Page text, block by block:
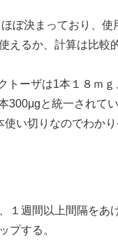
ぼ決まっており、使
えるか、計算は比較
トーザは1本１８ｍｇ
300μgと統一されて
使い切りなのでわか
１週間以上間隔をあ
プする。